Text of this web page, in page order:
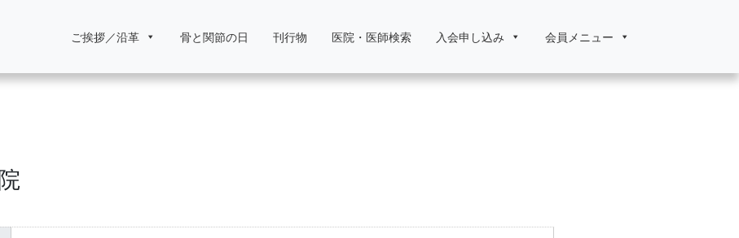
ご挨拶／沿革 骨と関節の日 刊行物 医院・医師検索 入会申し込み 会員メニュー